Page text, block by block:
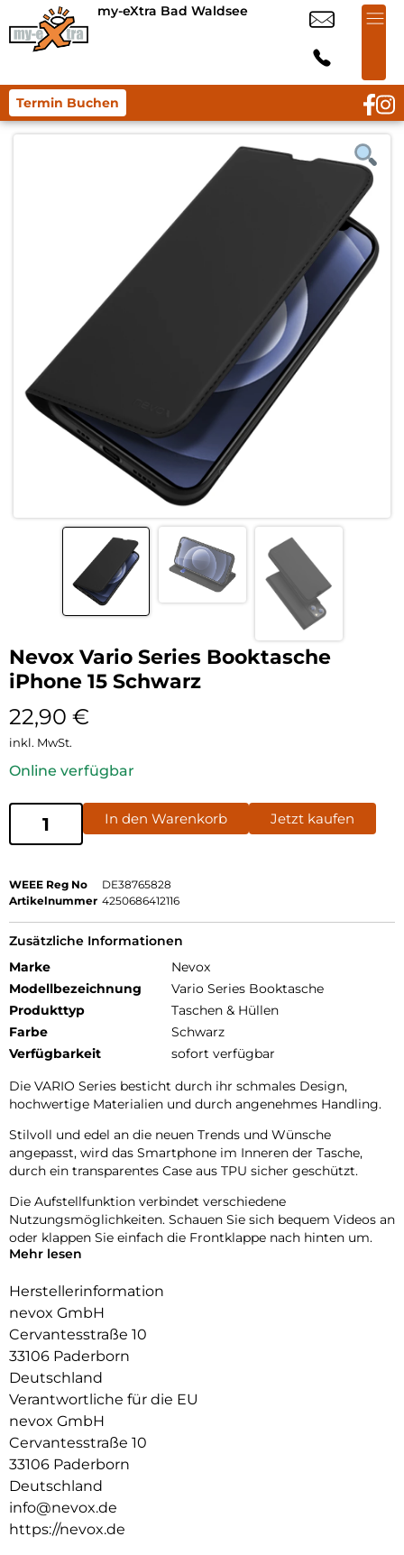
my-eXtra Bad Waldsee
Termin Buchen
Nevox Vario Series Booktasche
iPhone 15 Schwarz
22,90 €
inkl. MwSt.
Online verfügbar
In den Warenkorb Jetzt kaufen
WEEE Reg No
DE38765828
Artikelnummer 4250686412116
Zusätzliche Informationen
Marke
Nevox
Modellbezeichnung
Vario Series Booktasche
Produkttyp
Taschen & Hüllen
Farbe
Schwarz
Verfügbarkeit
sofort verfügbar
Die VARIO Series besticht durch ihr schmales Design,
hochwertige Materialien und durch angenehmes Handling.
Stilvoll und edel an die neuen Trends und Wünsche
angepasst, wird das Smartphone im Inneren der Tasche,
durch ein transparentes Case aus TPU sicher geschützt.
Die Aufstellfunktion verbindet verschiedene
Nutzungsmöglichkeiten. Schauen Sie sich bequem Videos an
oder klappen Sie einfach die Frontklappe nach hinten um.
Bedienung kinderleicht und die Schutzhülle öffnet sich nicht
ungewollt.
Beim Umklappen der Frontklappe wird diese ebenfalls durch
die Magneten auf der Rückseite fixiert, somit ist ein
bequemes Telefonieren und Bedienen sichergestellt.
Mehr lesen
Herstellerinformation
nevox GmbH
Cervantesstraße 10
33106 Paderborn
Deutschland
Verantwortliche für die EU
nevox GmbH
Cervantesstraße 10
33106 Paderborn
Deutschland
info@nevox.de
https://nevox.de